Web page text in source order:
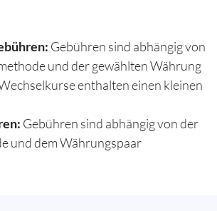
Gebühren sind abhängig von
und der gewählten Währung
enthalten einen kleinen
Gebühren sind abhängig von der
und dem Währungspaar